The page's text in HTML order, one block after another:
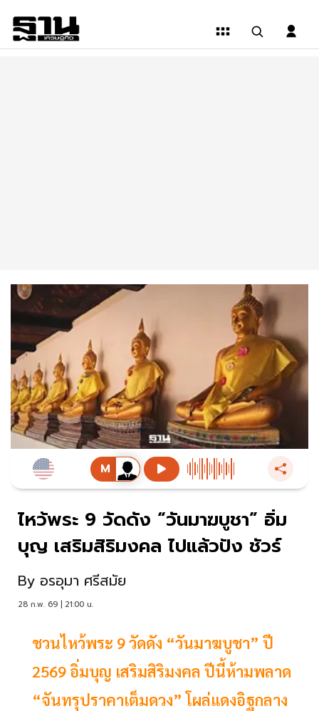
ไหว้พระ 9 วัดดัง “วันมาฆบูชา” อิ่ม
บุญ เสริมสิริมงคล ไปแล้วปัง ชัวร์
By อรอุมา ศรีสมัย
28 ก.พ. 69 | 21:00 น.
ชวนไหว้พระ 9 วัดดัง “วันมาฆบูชา” ปี
2569 อิ่มบุญ เสริมสิริมงคล ปีนี้ห้ามพลาด
“จันทรุปราคาเต็มดวง” โผล่แดงอิฐกลาง